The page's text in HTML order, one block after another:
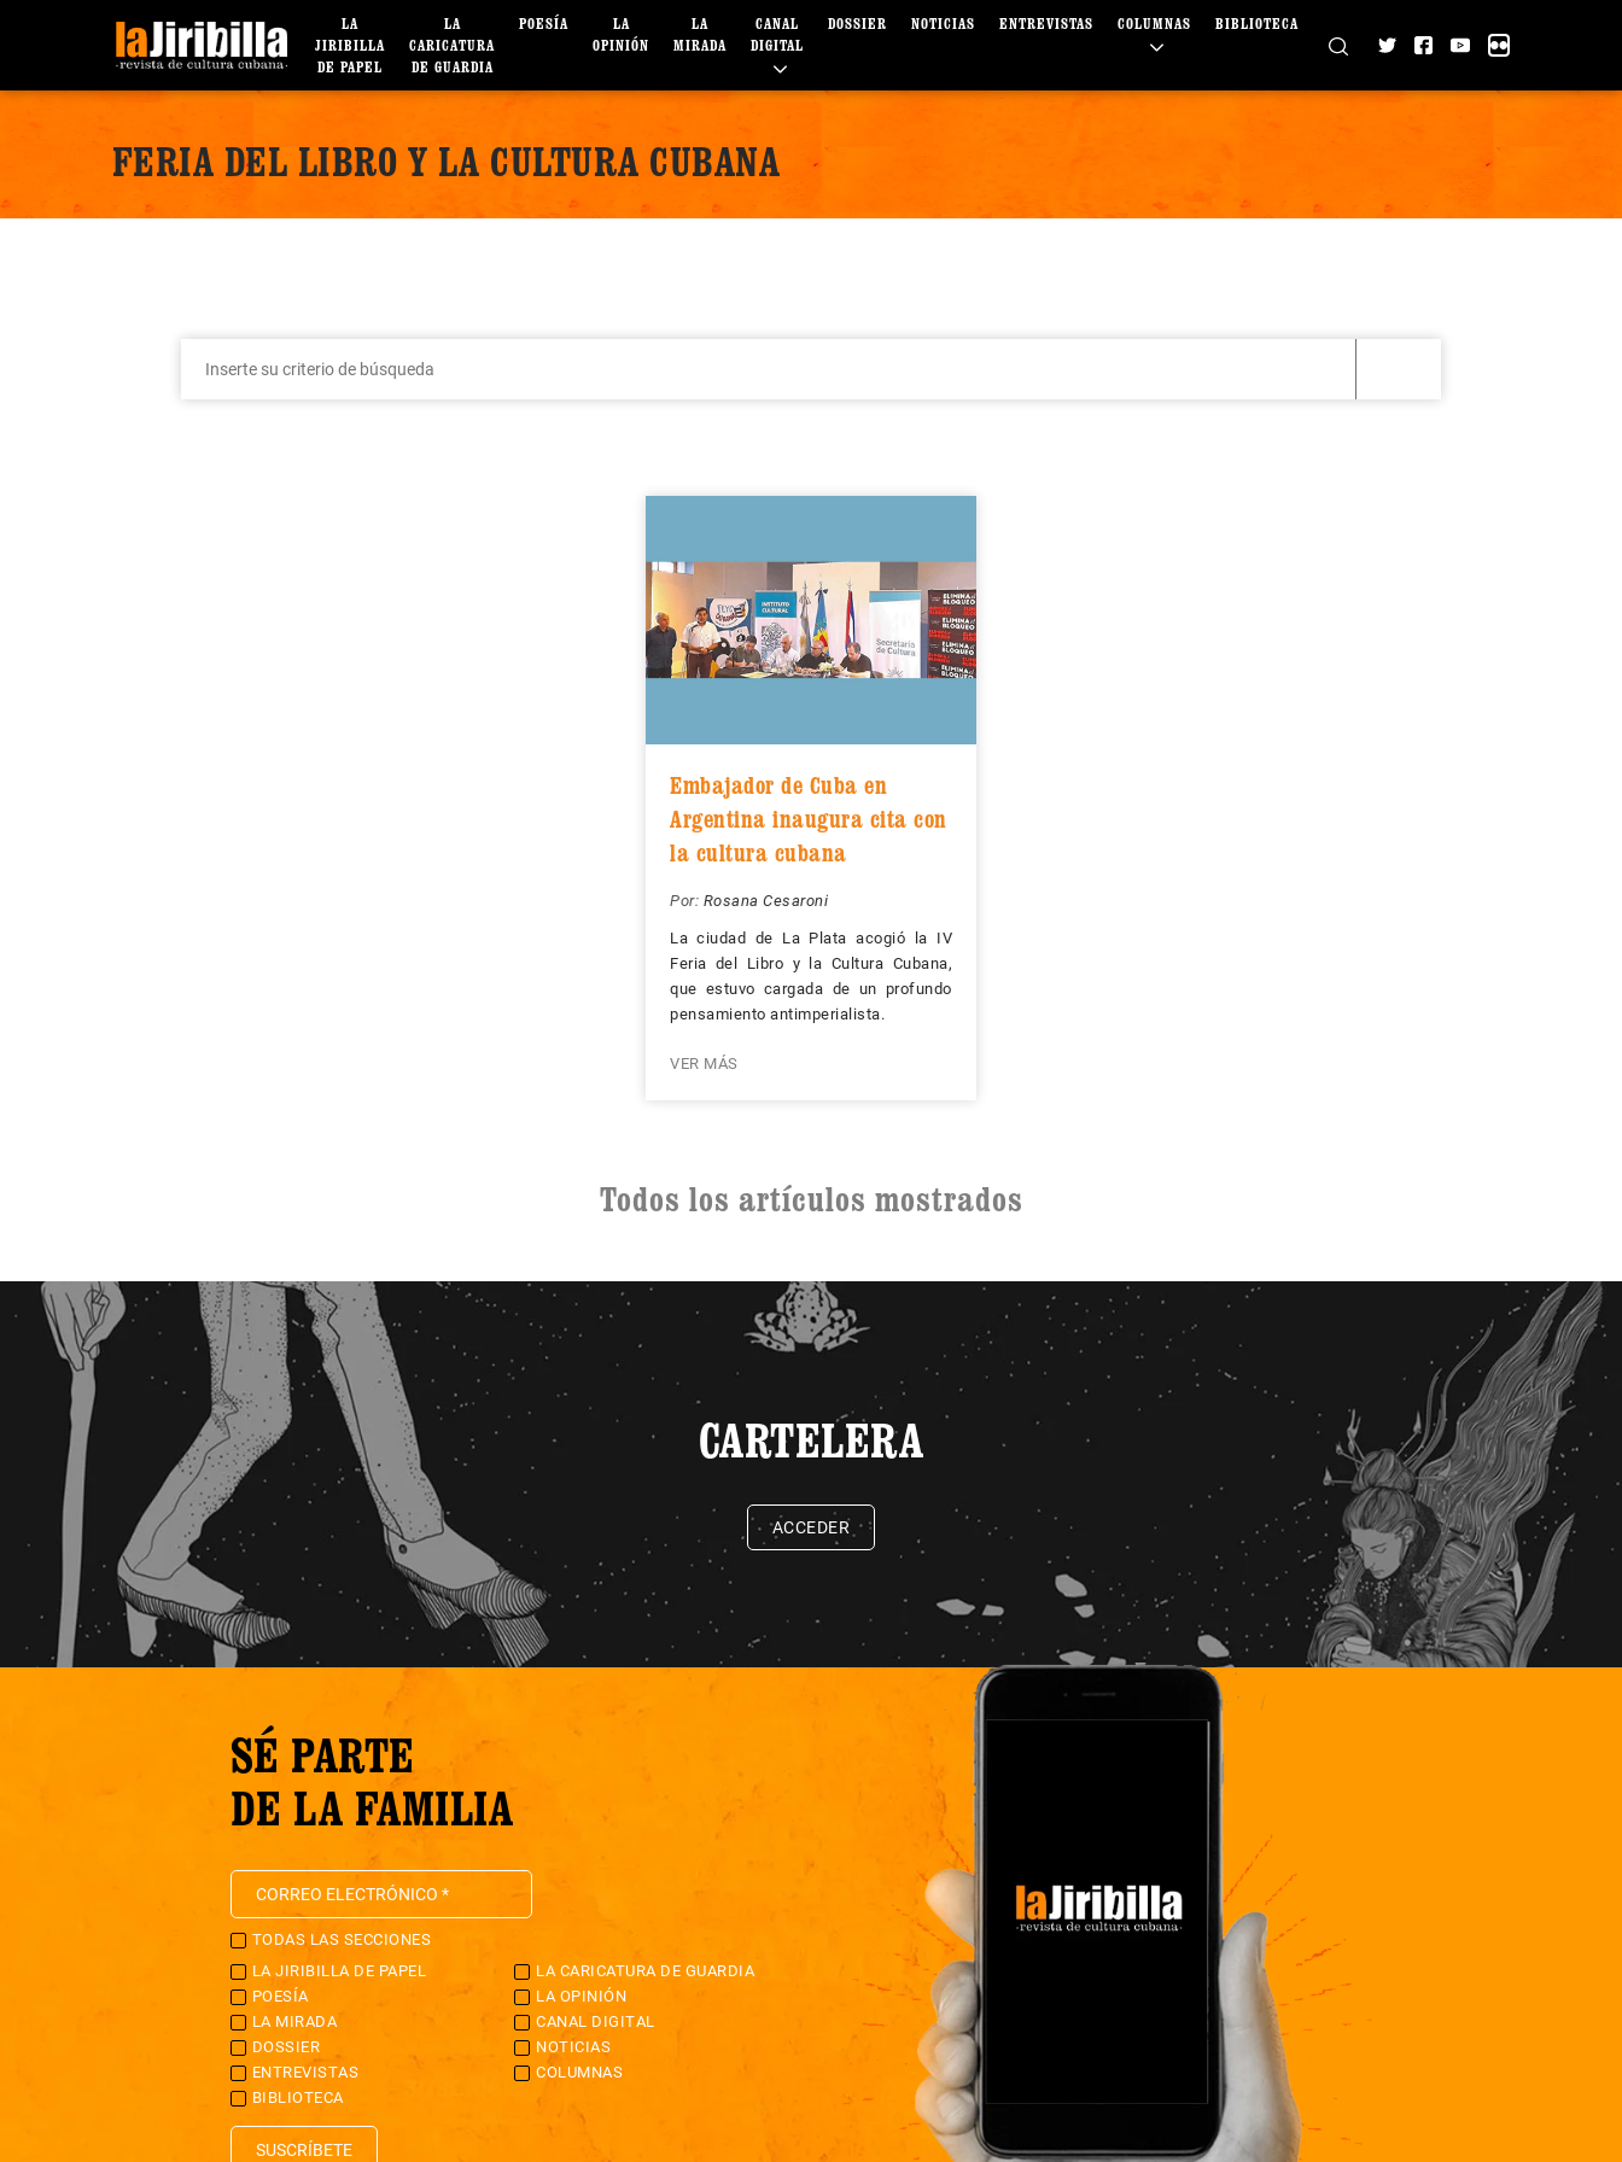
LA
JIRIBILLA
DE PAPEL
LA
CARICATURA
DE GUARDIA
POESÍA
LA
OPINIÓN
LA
MIRADA
CANAL
DIGITAL
DOSSIER NOTICIAS ENTREVISTAS COLUMNAS BIBLIOTECA
FERIA DEL LIBRO Y LA CULTURA CUBANA
Embajador de Cuba en
Argentina inaugura cita con
la cultura cubana
Por: Rosana Cesaroni
La ciudad de La Plata acogió la IV
Feria del Libro y la Cultura Cubana,
que estuvo cargada de un profundo
pensamiento antimperialista.
VER MÁS
Todos los artículos mostrados
CARTELERA
ACCEDER
SÉ PARTE
DE LA FAMILIA
TODAS LAS SECCIONES
LA JIRIBILLA DE PAPEL
LA CARICATURA DE GUARDIA
POESÍA
LA OPINIÓN
LA MIRADA
CANAL DIGITAL
DOSSIER
NOTICIAS
ENTREVISTAS
COLUMNAS
BIBLIOTECA
SUSCRÍBETE